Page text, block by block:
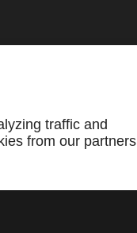
traffic and
from our partners